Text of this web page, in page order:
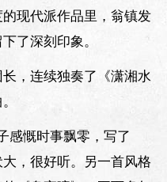
现代派作品里，翁镇发
了深刻印象。
，连续独奏了《潇湘水
感慨时事飘零，写了
大，很好听。另一首风格